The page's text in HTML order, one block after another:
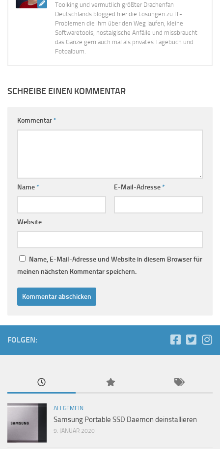
Toolking und vermutlich größter Drachenfan
Deutschlands blogged hier die Lösungen zu IT-
Problemen die ihm über den Weg laufen, kleine
Softwaretools, nostalgische Anfälle und missbraucht
das Ganze gern auch mal als privates Tagebuch und
Fotoalbum.
SCHREIBE EINEN KOMMENTAR
Kommentar*
Name* E-Mail-Adresse*
Website
Name, E-Mail-Adresse und Website in diesem Browser für
meinen nächsten Kommentar speichern.
FOLGEN:
ALLGEMEIN
Samsung Portable SSD Daemon deinstallieren
9. JANUAR 2020